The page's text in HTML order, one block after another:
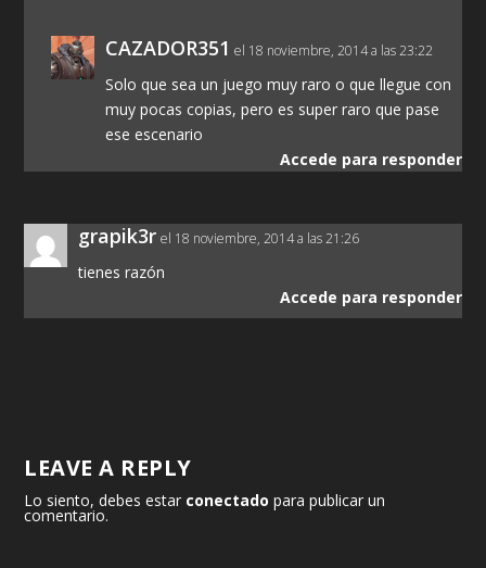
CAZADOR351 el 18 noviembre, 2014 a las 23:22
Solo que sea un juego muy raro o que llegue con
muy pocas copias, pero es super raro que pase
ese escenario
Accede para responder
grapik3r el 18 noviembre, 2014 a las 21:26
tienes razón
Accede para responder
LEAVE A REPLY
Lo siento, debes estar conectado para publicar un
comentario.